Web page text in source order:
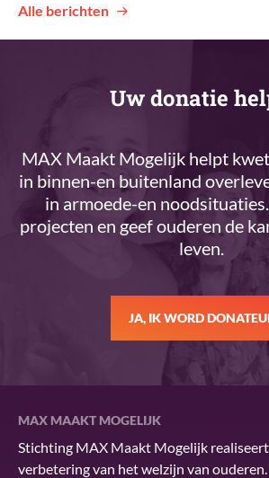
Alle berichten
Uw donatie
MAX Maakt Mogelijk helpt
in binnen-en buitenland
in armoede-en
projecten en geef ouderen de
leven.
JA, IK WORD
MAX MAAKT MOGELIJK
Stichting MAX Maakt Mogelijk
verbetering van het welzijn van ouderen.